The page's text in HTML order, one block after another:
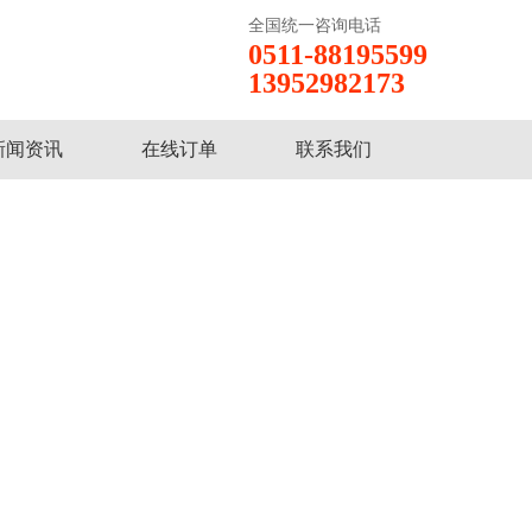
全国统一咨询电话
0511-88195599
13952982173
闻资讯 在线订单 联系我们